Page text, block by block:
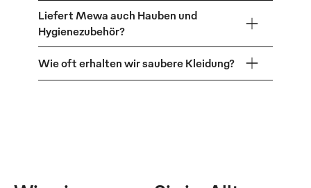
Liefert Mewa auch Hauben und
Hygienezubehör?
Wie oft erhalten wir saubere Kleidung?